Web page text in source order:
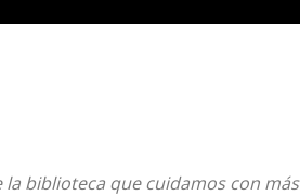
biblioteca que cuidamos con más